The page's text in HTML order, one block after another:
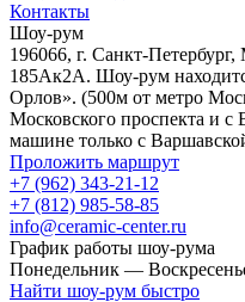
Контакты
Шоу-рум
196066, г. Санкт-
185Ак2А. Шоу-рум
Орлов». (500м от метро
Московского проспекта и с
машине только с
Проложить маршрут
+7 (962) 343-21-12
+7 (812) 985-58-85
info@ceramic-center.ru
График работы шоу-рума
Понедельник —
Найти шоу-рум быстро